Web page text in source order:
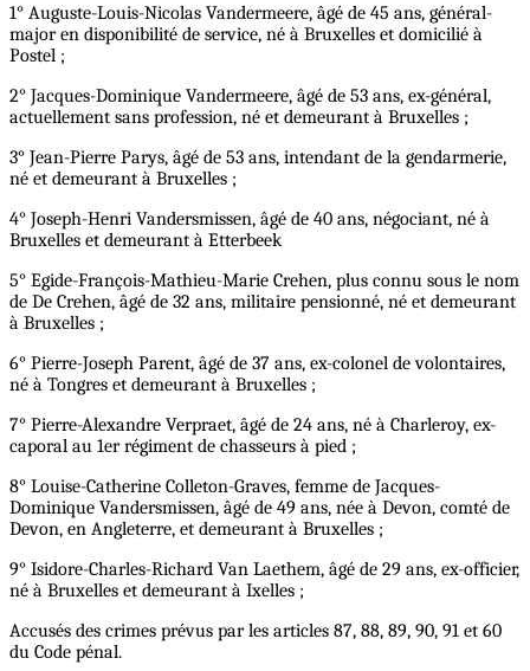
1° Auguste-Louis-Nicolas Vandermeere, âgé de 45 ans, général-
major en disponibilité de service, né à Bruxelles et domicilié à
Postel ;
2° Jacques-Dominique Vandermeere, âgé de 53 ans, ex-général,
actuellement sans profession, né et demeurant à Bruxelles ;
3° Jean-Pierre Parys, âgé de 53 ans, intendant de la gendarmerie,
né et demeurant à Bruxelles ;
4° Joseph-Henri Vandersmissen, âgé de 40 ans, négociant, né à
Bruxelles et demeurant à Etterbeek
5° Egide-François-Mathieu-Marie Crehen, plus connu sous le nom
de De Crehen, âgé de 32 ans, militaire pensionné, né et demeurant
à Bruxelles ;
6° Pierre-Joseph Parent, âgé de 37 ans, ex-colonel de volontaires,
né à Tongres et demeurant à Bruxelles ;
7° Pierre-Alexandre Verpraet, âgé de 24 ans, né à Charleroy, ex-
caporal au 1er régiment de chasseurs à pied ;
8° Louise-Catherine Colleton-Graves, femme de Jacques-
Dominique Vandersmissen, âgé de 49 ans, née à Devon, comté de
Devon, en Angleterre, et demeurant à Bruxelles ;
9° Isidore-Charles-Richard Van Laethem, âgé de 29 ans, ex-officier,
né à Bruxelles et demeurant à Ixelles ;
Accusés des crimes prévus par les articles 87, 88, 89, 90, 91 et 60
du Code pénal.